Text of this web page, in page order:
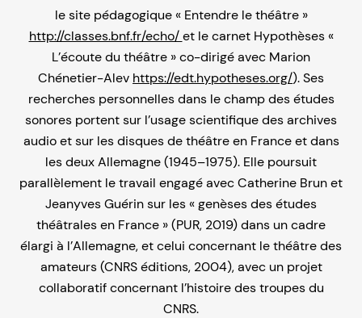
le site pédagogique « Entendre le théâtre »
http://classes.bnf.fr/echo/et le carnet Hypothèses «
L’écoute du théâtre » co-dirigé avec Marion
Chénetier-Alev https://edt.hypotheses.org/). Ses
recherches personnelles dans le champ des études
sonores portent sur l’usage scientifique des archives
audio et sur les disques de théâtre en France et dans
les deux Allemagne (1945–1975). Elle poursuit
parallèlement le travail engagé avec Catherine Brun et
Jeanyves Guérin sur les « genèses des études
théâtrales en France » (PUR, 2019) dans un cadre
élargi à l’Allemagne, et celui concernant le théâtre des
amateurs (CNRS éditions, 2004), avec un projet
collaboratif concernant l’histoire des troupes du
CNRS.